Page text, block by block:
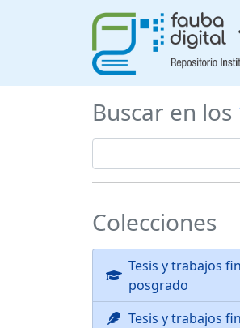
Buscar en los
Colecciones
Tesis y trabajos
posgrado
Tesis y trabajos